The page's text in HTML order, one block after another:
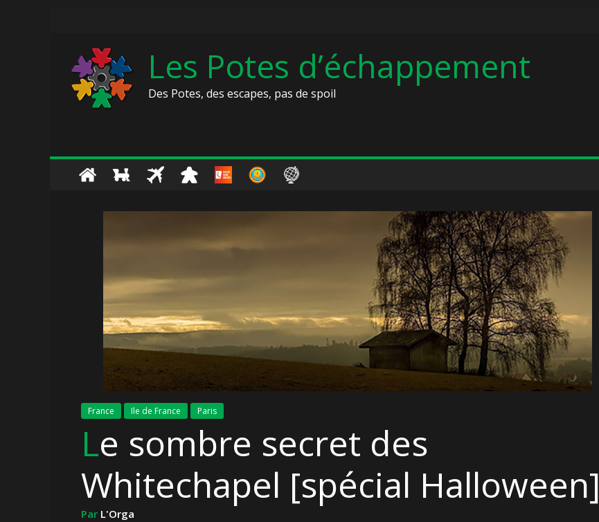
Les Potes d’échappement
Des Potes, des escapes, pas de spoil
France Ile de France Paris
Le sombre secret des
Whitechapel [spécial Halloween]
Par L'Orga